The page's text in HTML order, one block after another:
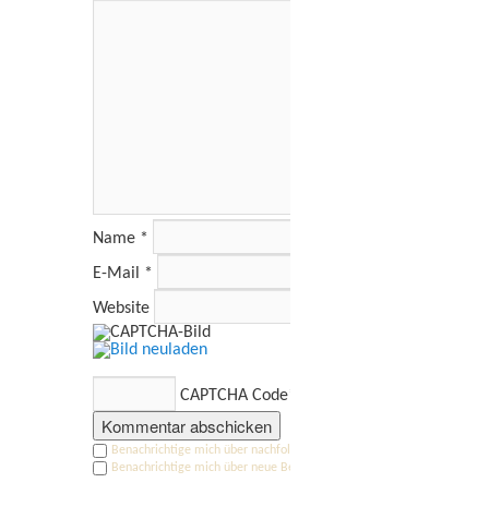
Name *
E-Mail
*
Website
CAPTCHA Code*
Benachrichtige mich über nachfolgende Kommentare via E-Mail.
Benachrichtige mich über neue Beiträge via E-Mail.